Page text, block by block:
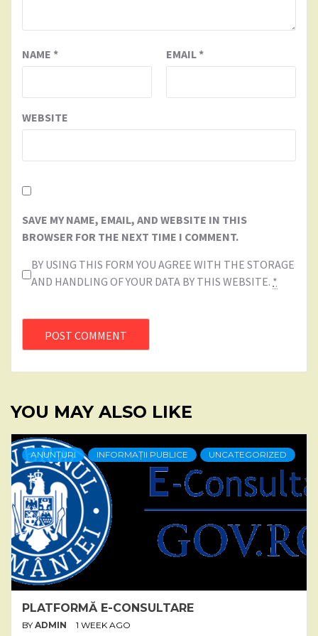
NAME * EMAIL*
WEBSITE
SAVE MY NAME, EMAIL, AND WEBSITE IN THIS
BROWSER FOR THE NEXT TIME I COMMENT.
BY USING THIS FORM YOU AGREE WITH THE STORAGE
AND HANDLING OF YOUR DATA BY THIS WEBSITE. *
YOU MAY ALSO LIKE
ANUNȚURI INFORMAȚII PUBLICE UNCATEGORIZED
PLATFORMĂ E-CONSULTARE
BY ADMIN 1 WEEK AGO